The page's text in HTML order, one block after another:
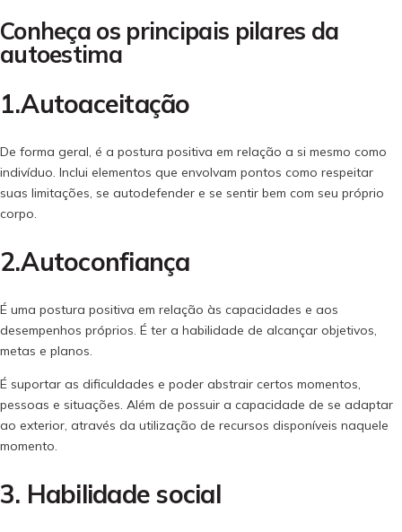
Conheça os principais pilares da
autoestima
1.Autoaceitação
De forma geral, é a postura positiva em relação a si mesmo como
indivíduo. Inclui elementos que envolvam pontos como respeitar
suas limitações, se autodefender e se sentir bem com seu próprio
corpo.
2.Autoconfiança
É uma postura positiva em relação às capacidades e aos
desempenhos próprios. É ter a habilidade de alcançar objetivos,
metas e planos.
É suportar as dificuldades e poder abstrair certos momentos,
pessoas e situações. Além de possuir a capacidade de se adaptar
ao exterior, através da utilização de recursos disponíveis naquele
momento.
3. Habilidade social